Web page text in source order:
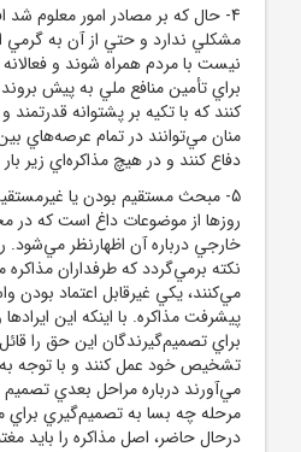
4- حال که بر مصادر امور معلوم شد
مشکلي ندارد و حتي از آن به گرمي
نيست با مردم همراه شوند و
براي تأمين منافع ملي به پيش
کنند که با تکيه بر پشتوانه قدرتمند
منان مي‌توانند در تمام عرصه‌هاي
دفاع کنند و در هيچ مذاکره‌اي زير
5- مبحث مستقيم بودن يا
روزها از موضوعات داغ است که در
خارجي درباره آن اظهارنظر
نکته برمي‌گردد که طرفداران مذاکره
مي‌کنند، يکي غيرقابل اعتماد بودن
پيشرفت مذاکره. با اينکه اين
براي تصميم‌گيرندگان اين حق را
تشخيص خود عمل کنند و با توجه
مي‌آورند درباره مراحل بعدي تصميم
مرحله چه بسا به تصميم‌گيري براي
درحال حاضر، ‌اصل مذاکره را بايد